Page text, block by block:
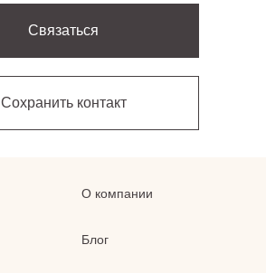
Связаться
Сохранить контакт
О компании
Блог